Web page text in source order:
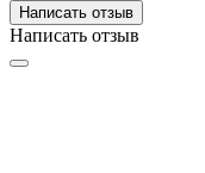
Написать отзыв
Написать отзыв